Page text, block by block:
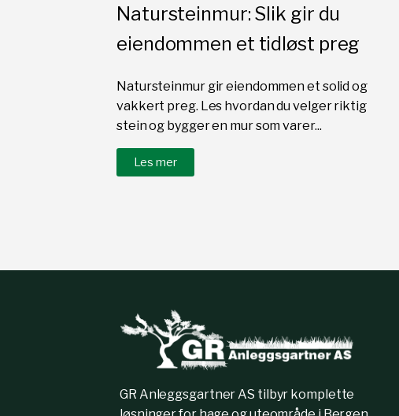
Natursteinmur: Slik gir du
eiendommen et tidløst preg
Natursteinmur gir eiendommen et solid og
vakkert preg. Les hvordan du velger riktig
stein og bygger en mur som varer...
Les mer
GR Anleggsgartner AS tilbyr komplette